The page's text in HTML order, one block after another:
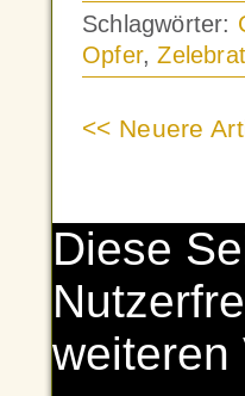
Schlagwörter:
Opfer,
<< Neuere
Diese
weiteren